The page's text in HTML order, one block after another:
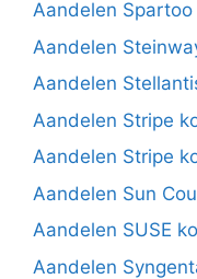
Aandelen Spartoo
Aandelen
Aandelen
Aandelen Stripe
Aandelen Stripe
Aandelen Sun
Aandelen SUSE
Aandelen